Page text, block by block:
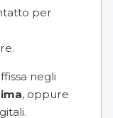
per
negli
, oppure